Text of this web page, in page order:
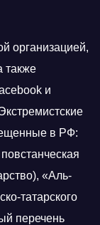
организацией,
также
и
в РФ:
«Аль-
татарского
перечень